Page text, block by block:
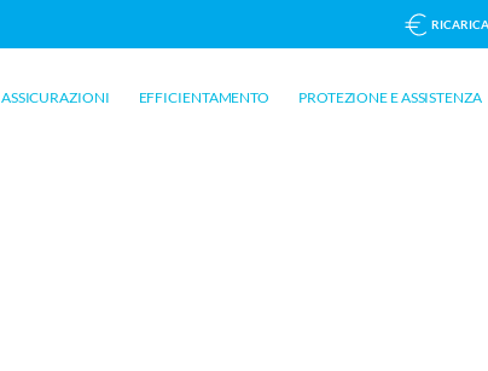
ASSICURAZIONI EFFICIENTAMENTO PROTEZIONE E ASSISTENZA